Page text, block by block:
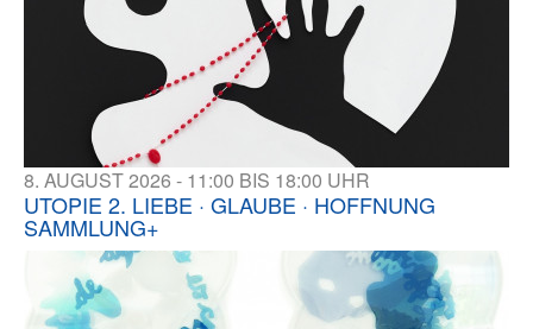
8. AUGUST 2026 - 11:00 BIS 18:00 UHR
UTOPIE 2. LIEBE · GLAUBE · HOFFNUNG
SAMMLUNG+